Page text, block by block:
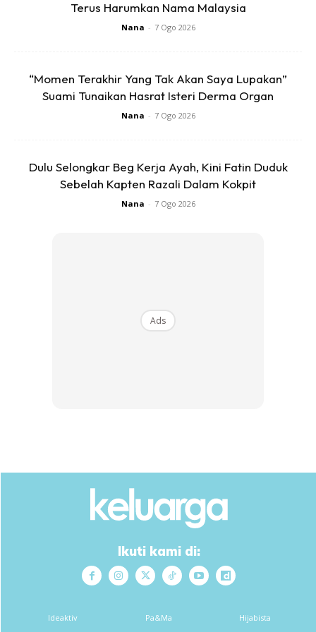
Terus Harumkan Nama Malaysia
Nana - 7 Ogo 2026
“Momen Terakhir Yang Tak Akan Saya Lupakan”
Suami Tunaikan Hasrat Isteri Derma Organ
Nana - 7 Ogo 2026
Dulu Selongkar Beg Kerja Ayah, Kini Fatin Duduk
Sebelah Kapten Razali Dalam Kokpit
Nana - 7 Ogo 2026
Ads
Ikuti kami di:
Ideaktiv Pa&Ma Hijabista